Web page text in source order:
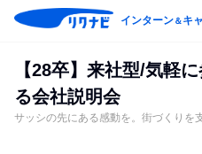
インターン＆キ
【28卒】来社型/気軽
る会社説明会
サッシの先にある感動を。街づくりを